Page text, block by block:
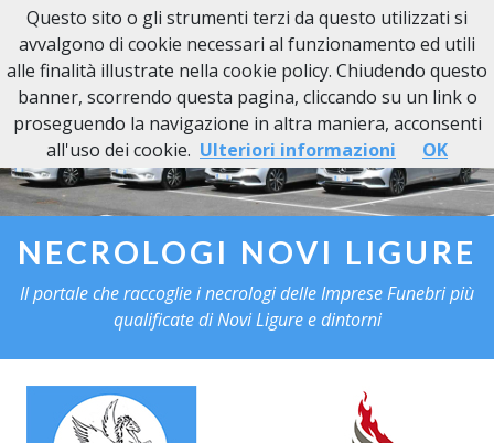
Necrologi Novi Ligure
NECROLOGI NOVI LIGURE
Il portale che raccoglie i necrologi delle Imprese Funebri più
qualificate di Novi Ligure e dintorni
Questo sito o gli strumenti terzi da questo utilizzati si
avvalgono di cookie necessari al funzionamento ed utili
alle finalità illustrate nella cookie policy. Chiudendo questo
banner, scorrendo questa pagina, cliccando su un link o
proseguendo la navigazione in altra maniera, acconsenti
all'uso dei cookie. Ulteriori informazioni OK